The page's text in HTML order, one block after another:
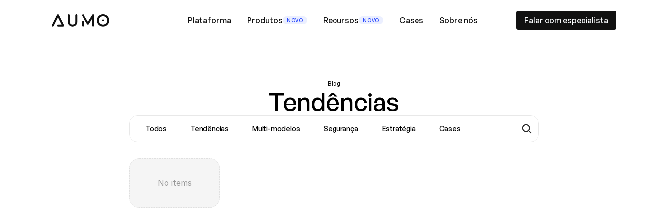
Plataforma Produtos NOVO Recursos NOVO Cases Sobre nós Falar com especialista
Blog
Tendências
Todos Tendências Multi-modelos Segurança Estratégia Cases
No items